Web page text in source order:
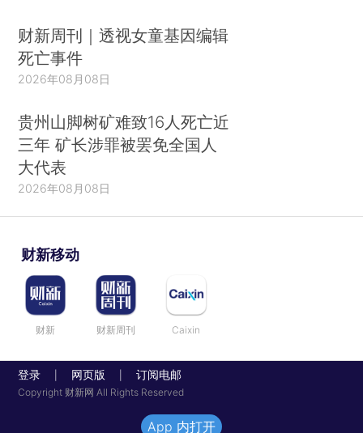
财新周刊｜透视女童基因编辑
死亡事件
2026年08月08日
贵州山脚树矿难致16人死亡近
三年 矿长涉罪被罢免全国人
大代表
2026年08月08日
财新移动
财新 财新周刊 Caixin
登录 网页版 订阅电邮
Copyright 财新网 All Rights Reserved
App 内打开